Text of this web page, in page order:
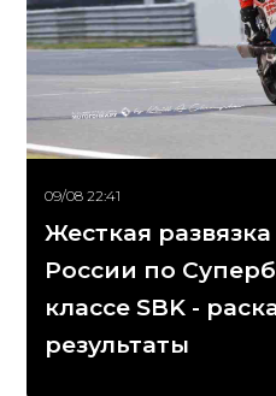
09/08 22:41
Жесткая
России по
классе SBK -
результаты